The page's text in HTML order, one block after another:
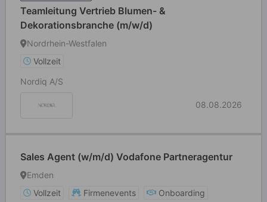
Teamleitung Vertrieb Blumen- &
Dekorationsbranche (m/w/d)
Nordrhein-Westfalen
Vollzeit
Nordiq A/S
08.08.2026
Sales Agent (w/m/d) Vodafone Partneragentur
Emden
Vollzeit
Firmenevents
Onboarding